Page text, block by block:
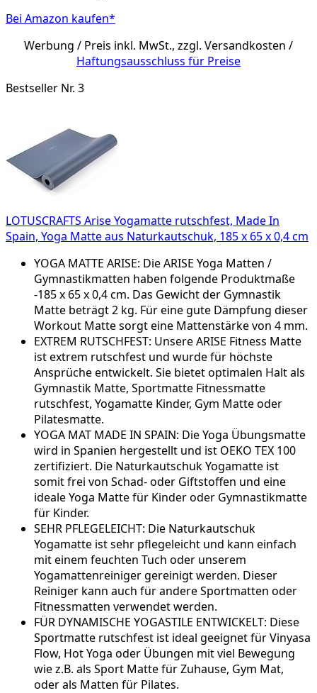
Bei Amazon kaufen*
Werbung / Preis inkl. MwSt., zzgl. Versandkosten /
Haftungsausschluss für Preise
Bestseller Nr. 3
LOTUSCRAFTS Arise Yogamatte rutschfest, Made In
Spain, Yoga Matte aus Naturkautschuk, 185 x 65 x 0,4 cm
YOGA MATTE ARISE: Die ARISE Yoga Matten /
Gymnastikmatten haben folgende Produktmaße
-185 x 65 x 0,4 cm. Das Gewicht der Gymnastik
Matte beträgt 2 kg. Für eine gute Dämpfung dieser
Workout Matte sorgt eine Mattenstärke von 4 mm.
EXTREM RUTSCHFEST: Unsere ARISE Fitness Matte
ist extrem rutschfest und wurde für höchste
Ansprüche entwickelt. Sie bietet optimalen Halt als
Gymnastik Matte, Sportmatte Fitnessmatte
rutschfest, Yogamatte Kinder, Gym Matte oder
Pilatesmatte.
YOGA MAT MADE IN SPAIN: Die Yoga Übungsmatte
wird in Spanien hergestellt und ist OEKO TEX 100
zertifiziert. Die Naturkautschuk Yogamatte ist
somit frei von Schad- oder Giftstoffen und eine
ideale Yoga Matte für Kinder oder Gymnastikmatte
für Kinder.
SEHR PFLEGELEICHT: Die Naturkautschuk
Yogamatte ist sehr pflegeleicht und kann einfach
mit einem feuchten Tuch oder unserem
Yogamattenreiniger gereinigt werden. Dieser
Reiniger kann auch für andere Sportmatten oder
Fitnessmatten verwendet werden.
FÜR DYNAMISCHE YOGASTILE ENTWICKELT: Diese
Sportmatte rutschfest ist ideal geeignet für Vinyasa
Flow, Hot Yoga oder Übungen mit viel Bewegung
wie z.B. als Sport Matte für Zuhause, Gym Mat,
oder als Matten für Pilates.